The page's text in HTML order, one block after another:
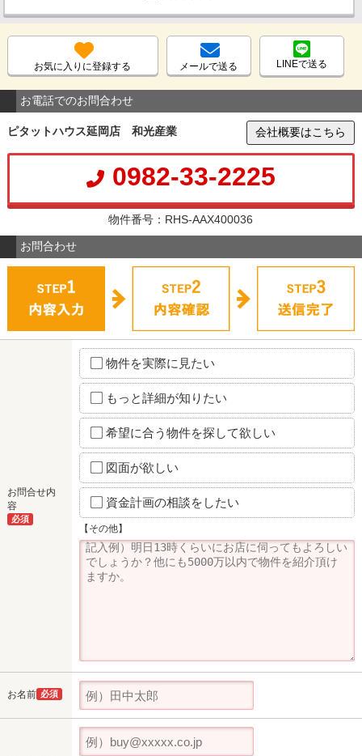
お気に入りに登録する メールで送る LINEで送る
お電話でのお問合わせ
ピタットハウス延岡店 和光産業 会社概要はこちら
0982-33-2225
物件番号：RHS-AAX400036
お問合わせ
お問合せ内
容
必須
物件を実際に見たい
もっと詳細が知りたい
希望に合う物件を探して欲しい
図面が欲しい
資金計画の相談をしたい
【その他】
お名前 必須